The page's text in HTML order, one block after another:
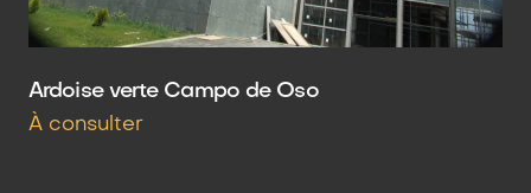
Ardoise verte Campo de Oso
À consulter